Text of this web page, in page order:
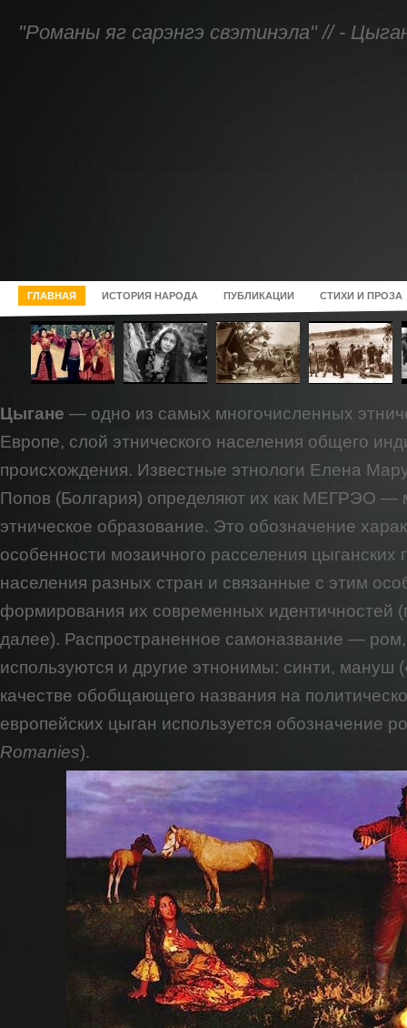
"Романы яг сарэнгэ свэтинэла" // -
ГЛАВНАЯ ИСТОРИЯ НАРОДА ПУБЛИКАЦИИ СТИХИ И ПРОЗА
Цыгане — одно из самых многочисленных
Европе, слой этнического населения общего
происхождения. Известные этнологи Елена
Попов (Болгария) определяют их как МЕГРЭО —
этническое образование. Это обозначение
особенности мозаичного расселения цыганских
населения разных стран и связанные с этим
формирования их современных идентичностей
далее). Распространенное самоназвание —
используются и другие этнонимы: синти, мануш
качестве обобщающего названия на
европейских цыган используется обозначение
Romanies).